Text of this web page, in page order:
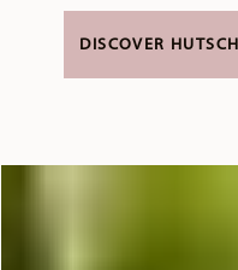
DISCOVER